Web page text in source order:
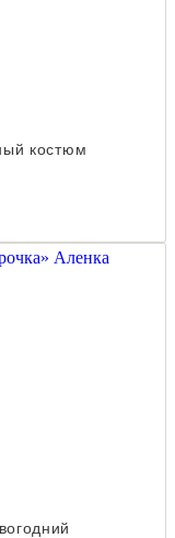
костюм